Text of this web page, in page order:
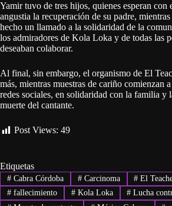
Yamir tuvo de tres hijos, quienes esperan con
angustia la recuperación de su padre,
hecho un llamado a la solidaridad de la
los admiradores de Kola Loka y de todas las
deseaban colaborar.
Al final, sin embargo, el organismo de El
más, mientras muestras de cariño comienzan
redes sociales, en solidaridad con la familia y
muerte del cantante.
Post Views: 49
Etiquetas
#Cabra Córdoba #Carcinoma # El
#fallecimiento #Kola Loka # Lucha